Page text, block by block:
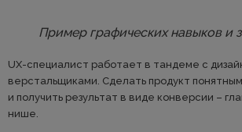
Пример графических навыков и
UX-специалист работает в тандеме с
верстальщиками. Сделать продукт
и получить результат в виде конверсии –
нише.